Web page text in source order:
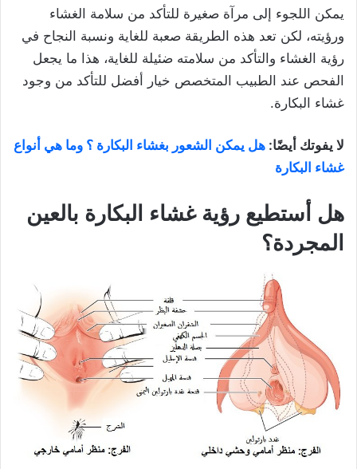
يمكن اللجوء إلى مرآة صغيرة للتأكد من سلامة الغشاء
ورؤيته، لكن تعد هذه الطريقة صعبة للغاية ونسبة النجاح في
رؤية الغشاء والتأكد من سلامته ضئيلة للغاية، هذا ما يجعل
الفحص عند الطبيب المتخصص خيار أفضل للتأكد من وجود
غشاء البكارة.
لا يفوتك أيضًا: هل يمكن الشعور بغشاء البكارة ؟ وما هي أنواع
غشاء البكارة
هل أستطيع رؤية غشاء البكارة بالعين
المجردة؟